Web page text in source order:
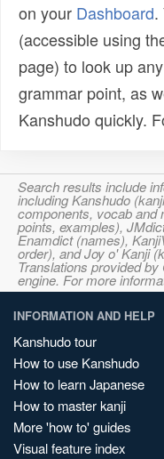
on your Dashboard.
(accessible using
page) to look up
grammar point, as
Kanshudo quickly.
Search results include
including Kanshudo
components, vocab and
points, examples),
Enamdict (names),
order), and Joy o' Kanji
Translations provided
engine. For more
INFORMATION AND HELP
Kanshudo tour
How to use Kanshudo
How to learn Japanese
How to master kanji
More 'how to' guides
Visual feature index